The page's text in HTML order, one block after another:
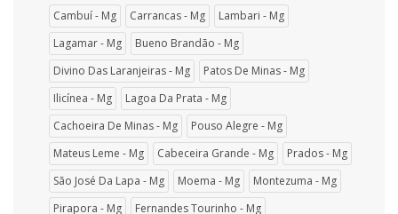
Cambuí - Mg Carrancas - Mg
Lambari - Mg
Lagamar - Mg
Bueno Brandão - Mg
Divino Das Laranjeiras - Mg
Patos De Minas - Mg
Ilicínea - Mg
Lagoa Da Prata - Mg
Cachoeira De Minas - Mg
Pouso Alegre - Mg
Mateus Leme - Mg
Cabeceira Grande - Mg
Prados - Mg
São José Da Lapa - Mg
Moema - Mg
Montezuma - Mg
Pirapora - Mg
Fernandes Tourinho - Mg